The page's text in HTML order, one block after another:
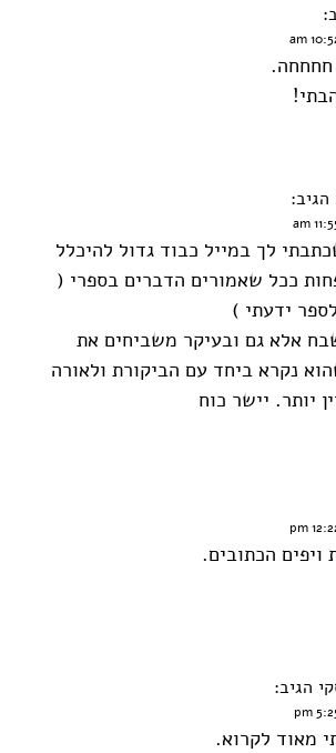
חחחחה.
הגיב:
לך במייל כבוד גדול להיכלל
ככל שאמורים הדברים בספרי (
ידעתי )
אלא גם ובעיקר משביחים את
נקרא ביחד עם הביקורת ולאורה
יותר. יישר כוח
ויפים הכתובים.
הגיב:
מאוד לקרוא.